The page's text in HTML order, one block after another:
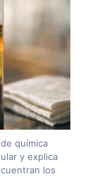
química
y explica
los